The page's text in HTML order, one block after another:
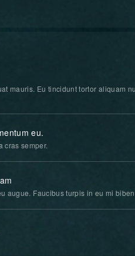
mauris. Eu tincidunt tortor aliquam
eu.
cras semper.
augue. Faucibus turpis in eu mi